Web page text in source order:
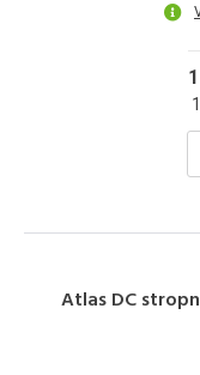
Atlas DC